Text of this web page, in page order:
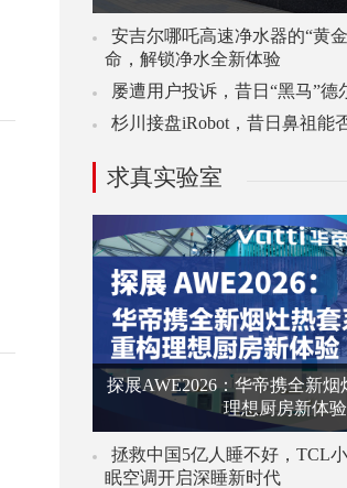
安吉尔哪吒高速净水器的“黄
命，解锁净水全新体验
屡遭用户投诉，昔日“黑马”德
杉川接盘iRobot，昔日鼻祖能
求真实验室
探展AWE2026：华帝携全新
理想厨房新体验
拯救中国5亿人睡不好，TCL
眠空调开启深睡新时代